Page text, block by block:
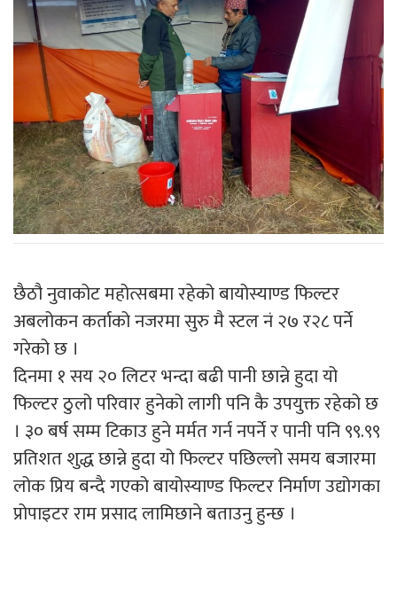
छैठौ नुवाकोट महोत्सबमा रहेको बायोस्याण्ड फिल्टर
अबलोकन कर्ताको नजरमा सुरु मै स्टल नं २७ र२८ पर्ने
गरेको छ ।
दिनमा १ सय २० लिटर भन्दा बढी पानी छान्ने हुदा यो
फिल्टर ठुलो परिवार हुनेको लागी पनि कै उपयुक्त रहेको छ
। ३० बर्ष सम्म टिकाउ हुने मर्मत गर्न नपर्ने र पानी पनि ९९.९९
प्रतिशत शुद्ध छान्ने हुदा यो फिल्टर पछिल्लो समय बजारमा
लोक प्रिय बन्दै गएको बायोस्याण्ड फिल्टर निर्माण उद्योगका
प्रोपाइटर राम प्रसाद लामिछाने बताउनु हुन्छ ।